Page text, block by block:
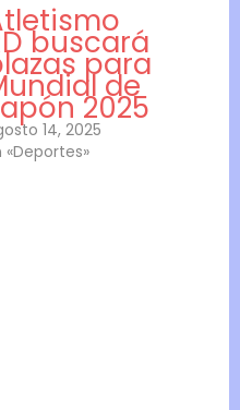
buscará
para
de
2025
14, 2025
«Deportes»